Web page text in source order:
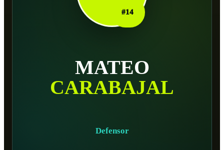
#14
MATEO
CARABAJAL
Defensor